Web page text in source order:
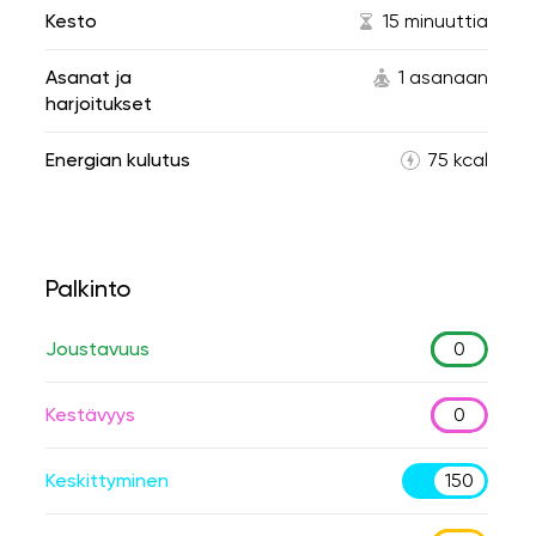
Kesto 15 minuuttia
Asanat ja
harjoitukset
1 asanaan
Energian kulutus 75 kcal
Palkinto
Joustavuus 0
Kestävyys 0
Keskittyminen 150